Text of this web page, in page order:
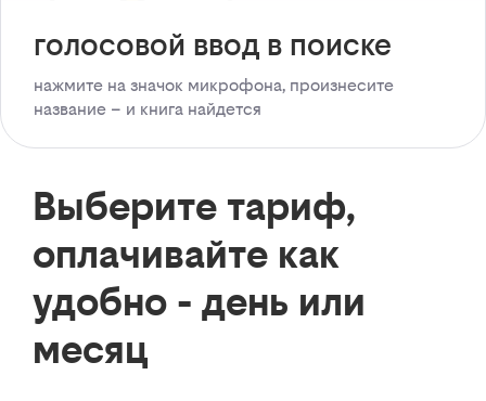
голосовой ввод в поиске
нажмите на значок микрофона, произнесите
название – и книга найдется
Выберите тариф,
оплачивайте как
удобно - день или
месяц